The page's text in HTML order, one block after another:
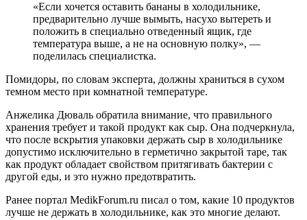
«Если хочется оставить бананы в холодильнике,
предварительно лучше вымыть, насухо вытереть и
положить в специально отведенный ящик, где
температура выше, а не на основную полку», —
поделилась специалистка.
Помидоры, по словам эксперта, должны храниться в сухом
темном место при комнатной температуре.
Анжелика Дюваль обратила внимание, что правильного
хранения требует и такой продукт как сыр. Она подчеркнула,
что после вскрытия упаковки держать сыр в холодильнике
допустимо исключительно в герметично закрытой таре, так
как продукт обладает свойством притягивать бактерии с
другой еды, и это нужно предотвратить.
Ранее портал MedikForum.ru писал о том, какие 10 продуктов
лучше не держать в холодильнике, как это многие делают.